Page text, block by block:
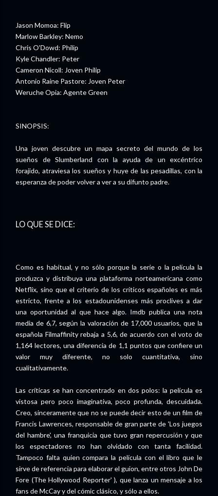
Jason Momoa: Flip
Marlow Barkley: Nemo
Chris O'Dowd: Philip
Kyle Chandler: Peter
Cameron Nicoll: Joven Philip
Antonio Raine Pastore: Joven Peter
Weruche Opia: Agente Green
SINOPSIS:
Una joven descubre un mapa secreto del mundo de los
sueños de Slumberland con la ayuda de un excéntrico
forajido, atraviesa los sueños y huye de las pesadillas, con la
esperanza de poder volver a ver a su difunto padre.
LO QUE SE DICE:
Como es habitual, y no sólo porque la serie o la película la
produzca y distribuya una plataforma norteamericana como
Netflix, sino que el criterio de los críticos españoles es más
estricto, frente a los estadounidenses más proclives a dar
una oportunidad al que hace algo. Imdb publica una nota
media de 6,7, según la valoración de 17,000 usuarios, que la
española Filmaffinity rebaja a 5,6, de acuerdo con el voto de
1,164 lectores, una diferencia de 1,1 puntos que confiere un
valor muy diferente, no solo cuantitativa, sino
cualitativamente.
Las críticas se han concentrado en dos polos: la película es
vistosa pero poco imaginativa, poco profunda, descuidada.
Creo, sinceramente que no se puede decir esto de un film de
Francis Lawrences, responsable de gran parte de 'Los juegos
del hambre', una franquicia que tuvo gran repercusión y que
los espectadores no han olvidado con tanta facilidad.
Tampoco falta quien compara la película con el libro que le
sirve de referencia para elaborar el guion, entre otros John De
Fore (The Hollywood Reporter' ), que lanza un mensaje a los
fans de McCay y del cómic clásico, y sólo a ellos.